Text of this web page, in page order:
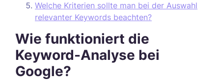
Welche Kriterien sollte man bei der Auswahl
relevanter Keywords beachten?
Wie funktioniert die
Keyword-Analyse bei
Google?